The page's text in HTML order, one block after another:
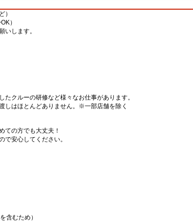
）
）
いします。
クルーの研修など様々なお仕事があります。
しはほとんどありません。※一部店舗を除く
ての方でも大丈夫！
で安心してください。
含むため）